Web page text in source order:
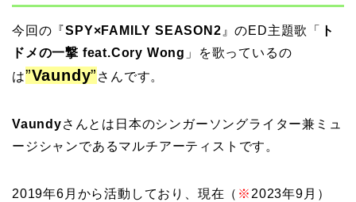
今回の 『SPY×FAMILY SEASON2 』のED主題歌「
ト
ドメの一撃 feat.Cory Wong 」を歌っているの
は”Vaundy” さんです。
Vaundyさんとは日本のシンガーソングライター兼ミュ
ージシャンであるマルチアーティストです。
2019年6月から活動しており、現在（ ※ 2023年9月）